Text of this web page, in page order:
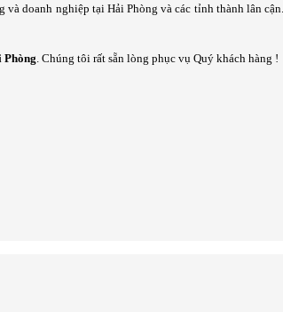
doanh nghiệp tại Hải Phòng và các tỉnh thành lân
Phòng . Chúng tôi rất sẵn lòng phục vụ Quý khách hàng !